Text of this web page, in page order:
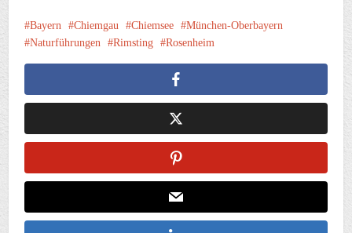
Bayern Chiemgau Chiemsee
München-Oberbayern
Naturführungen
Rimsting Rosenheim